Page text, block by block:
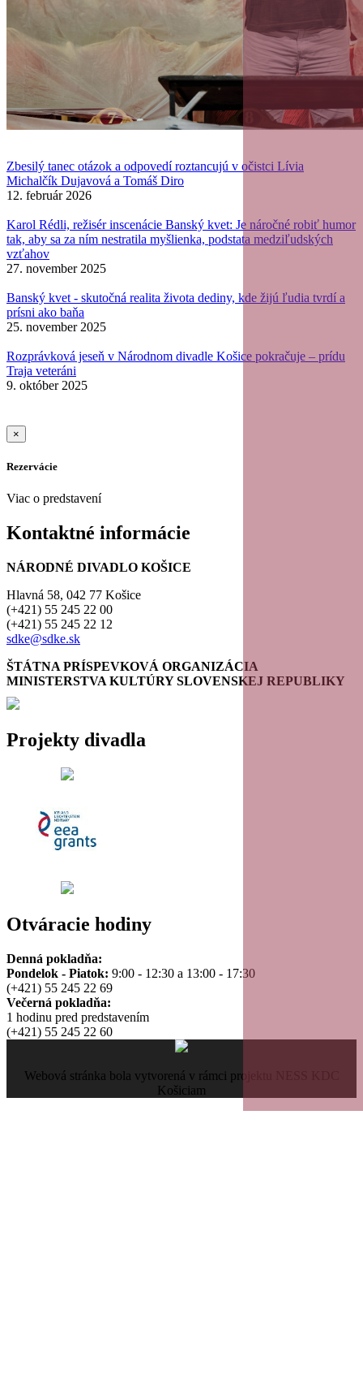
Zbesilý tanec otázok a odpovedí roztancujú v očistci Lívia
Michalčík Dujavová a Tomáš Diro
12. február 2026
Karol Rédli, režisér inscenácie Banský kvet: Je náročné robiť humor
tak, aby sa za ním nestratila myšlienka, podstata medziľudských
vzťahov
27. november 2025
Banský kvet - skutočná realita života dediny, kde žijú ľudia tvrdí a
prísni ako baňa
25. november 2025
Rozprávková jeseň v Národnom divadle Košice pokračuje – prídu
Traja veteráni
9. október 2025
×
Rezervácie
Viac o predstavení
Kontaktné informácie
NÁRODNÉ DIVADLO KOŠICE
Hlavná 58, 042 77 Košice
(+421) 55 245 22 00
(+421) 55 245 22 12
sdke@sdke.sk
ŠTÁTNA PRÍSPEVKOVÁ ORGANIZÁCIA
MINISTERSTVA KULTÚRY SLOVENSKEJ REPUBLIKY
Projekty divadla
Otváracie hodiny
Denná pokladňa:
Pondelok - Piatok: 9:00 - 12:30 a 13:00 - 17:30
(+421) 55 245 22 69
Večerná pokladňa:
1 hodinu pred predstavením
(+421) 55 245 22 60
Webová stránka bola vytvorená v rámci projektu NESS KDC
Košiciam